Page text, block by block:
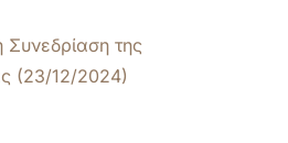
της
(23/12/2024)